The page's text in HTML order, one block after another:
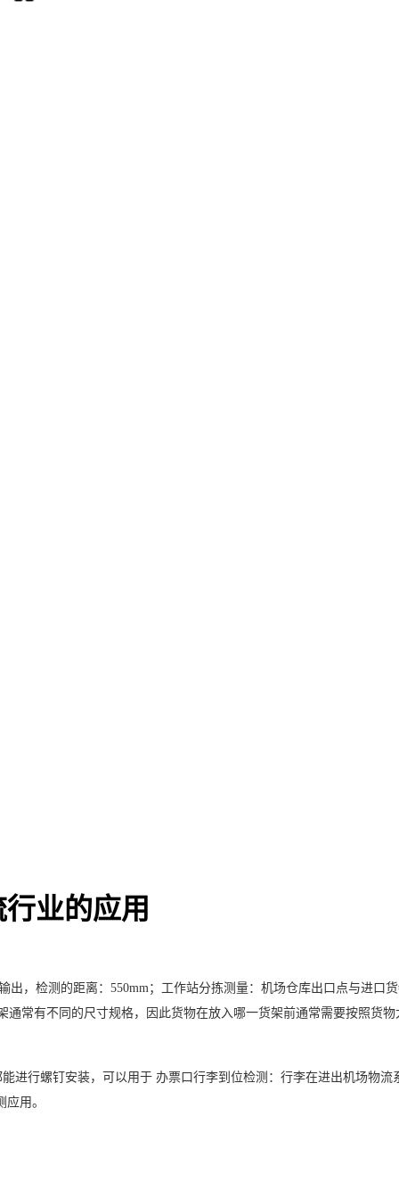
业的应用
出，检测的距离：550mm； 工作站分拣测量：机场仓库出口点与进口
常有不同的尺寸规格，因此货物在放入哪一货架前通常需要按照货
进行螺钉安装，可以用于 办票口行李到位检测：行李在进出机场物
用。